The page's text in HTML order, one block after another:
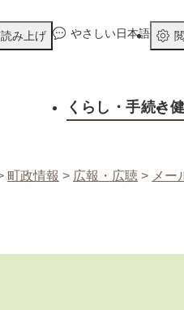
み上げ やさしい日本語
くらし ・手続き
町政情報 > 広報・広聴 > メー